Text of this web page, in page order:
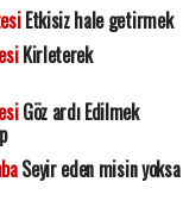
Etkisiz hale getirmek
Kirleterek
Göz ardı Edilmek
Seyir eden misin yoksa